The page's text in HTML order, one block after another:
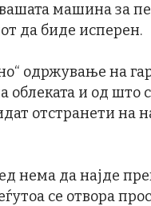
машина за
да биде исперен.
одржување на
и од што
отстранети на
нема да најде
се отвора